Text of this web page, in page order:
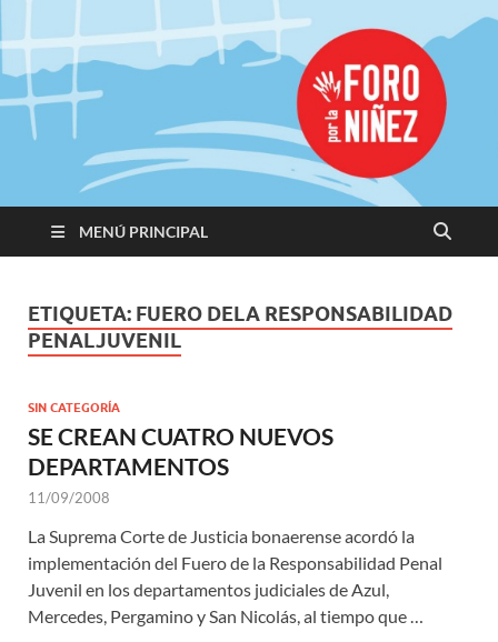
Promoviendo
Derechos,
Construimos
Igualdad
MENÚ PRINCIPAL
ETIQUETA: FUERO DELA RESPONSABILIDAD
PENALJUVENIL
SIN CATEGORÍA
SE CREAN CUATRO NUEVOS
DEPARTAMENTOS
11/09/2008
La Suprema Corte de Justicia bonaerense acordó la
implementación del Fuero de la Responsabilidad Penal
Juvenil en los departamentos judiciales de Azul,
Mercedes, Pergamino y San Nicolás, al tiempo que …